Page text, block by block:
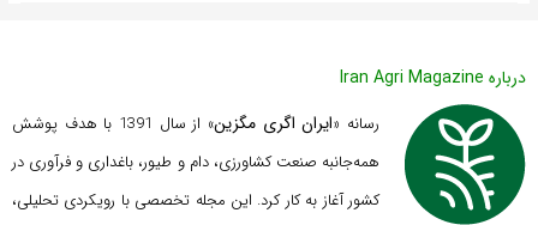
درباره Iran Agri Magazine
رسانه «ایران اگری مگزین
» از سال 1391 با هدف پوشش
همه‌جانبه صنعت کشاورزی، دام و طیور، باغداری و فرآوری در
کشور آغاز به کار کرد. این مجله تخصصی با رویکردی تحلیلی،